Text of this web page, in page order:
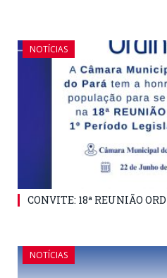
NOTÍCIAS
CONVITE: 18ª REUNIÃO
NOTÍCIAS